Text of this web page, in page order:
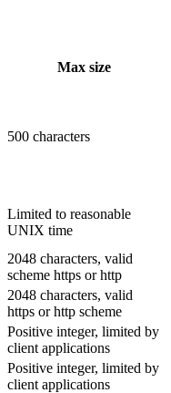
Max size
500 characters
Limited to reasonable
UNIX time
2048 characters, valid
scheme https or http
2048 characters, valid
https or http scheme
Positive integer, limited by
client applications
Positive integer, limited by
client applications